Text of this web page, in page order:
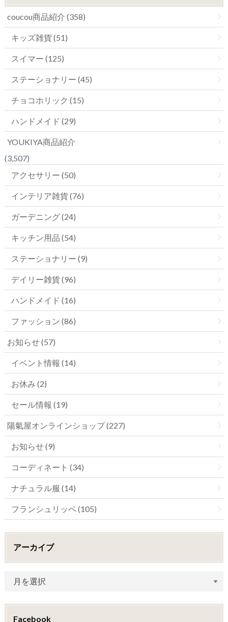
coucou商品紹介 (358)
キッズ雑貨 (51)
スイマー (125)
ステーショナリー (45)
チョコホリック (15)
ハンドメイド (29)
YOUKIYA商品紹介
(3,507)
アクセサリー (50)
インテリア雑貨 (76)
ガーデニング (24)
キッチン用品 (54)
ステーショナリー (9)
デイリー雑貨 (96)
ハンドメイド (16)
ファッション (86)
お知らせ (57)
イベント情報 (14)
お休み (2)
セール情報 (19)
陽氣屋オンラインショップ (227)
お知らせ (9)
コーディネート (34)
ナチュラル服 (14)
フランシュリッペ (105)
アーカイブ
Facebook